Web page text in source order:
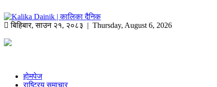
बिहिबार,साउन २१, २०८३ | Thursday, August 6, 2026
होमपेज
राष्ट्रिय समाचार